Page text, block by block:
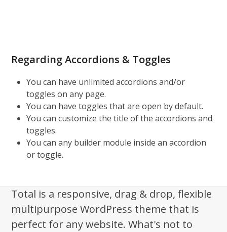
Regarding Accordions & Toggles
You can have unlimited accordions and/or
toggles on any page.
You can have toggles that are open by default.
You can customize the title of the accordions and
toggles.
You can any builder module inside an accordion
or toggle.
Total is a responsive, drag & drop, flexible
multipurpose WordPress theme that is
perfect for any website. What's not to